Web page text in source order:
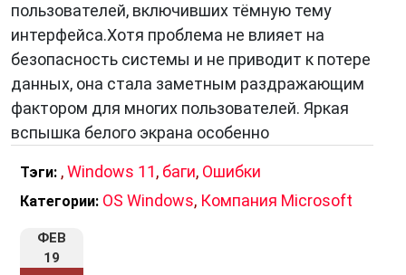
пользователей, включивших тёмную тему
интерфейса.Хотя проблема не влияет на
безопасность системы и не приводит к потере
данных, она стала заметным раздражающим
фактором для многих пользователей. Яркая
вспышка белого экрана особенно
Тэги: ,Windows 11, баги, Ошибки
Категории: OS Windows, Компания Microsoft
ФЕВ
19